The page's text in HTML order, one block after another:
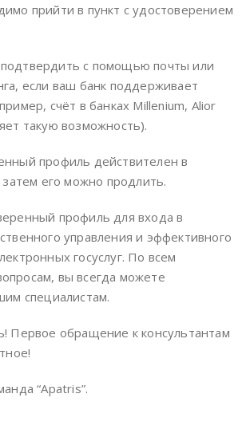
прийти в пункт с удостоверением
с помощью почты или
если ваш банк поддерживает
счёт в банках Millenium, Alior
такую возможность).
профиль действителен в
его можно продлить.
профиль для входа в
управления и эффективного
госуслуг. По всем
вы всегда можете
специалистам.
Первое обращение к консультантам
“Apatris”.